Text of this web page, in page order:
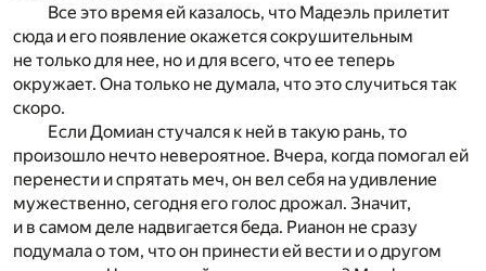
Все это время ей казалось, что Мадеэль прилетит
сюда и его появление окажется сокрушительным
не только для нее, но и для всего, что ее теперь
окружает. Она только не думала, что это случиться так
скоро.
Если Домиан стучался к ней в такую рань, то
произошло нечто невероятное. Вчера, когда помогал ей
перенести и спрятать меч, он вел себя на удивление
мужественно, сегодня его голос дрожал. Значит,
и в самом деле надвигается беда. Рианон не сразу
подумала о том, что он принести ей вести и о другом